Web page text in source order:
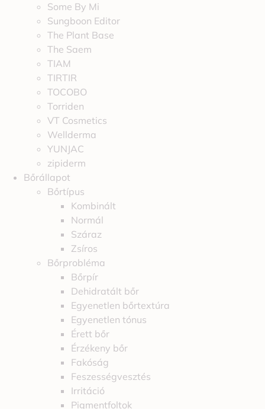
Some By Mi
Sungboon Editor
The Plant Base
The Saem
TIAM
TIRTIR
TOCOBO
Torriden
VT Cosmetics
Wellderma
YUNJAC
zipiderm
Bőrállapot
Bőrtípus
Kombinált
Normál
Száraz
Zsíros
Bőrprobléma
Bőrpír
Dehidratált bőr
Egyenetlen bőrtextúra
Egyenetlen tónus
Érett bőr
Érzékeny bőr
Fakóság
Feszességvesztés
Irritáció
Pigmentfoltok